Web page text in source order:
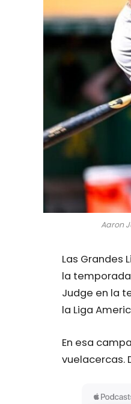
Aaron
Las Grandes
la
Judge en la
la Liga
En esa
vuelacercas.